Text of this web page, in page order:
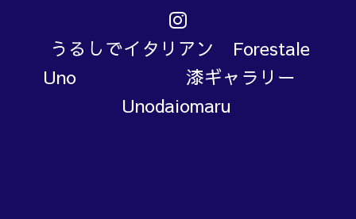
うるしでイタリアン Forestale
Uno 漆ギャラリー
Unodaiomaru